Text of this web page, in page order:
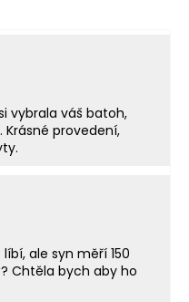
je 5 z 5 hvězdiček.
vybrala váš batoh,
Krásné provedení,
je 5 z 5 hvězdiček.
ale syn měří 150
Chtěla bych aby ho